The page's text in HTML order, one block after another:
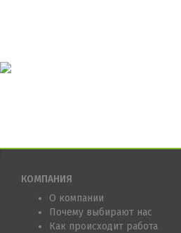
КОМПАНИЯ
О компании
Почему выбирают нас
Как происходит работа